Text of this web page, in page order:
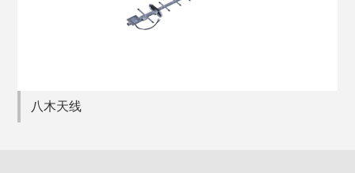
八木天线